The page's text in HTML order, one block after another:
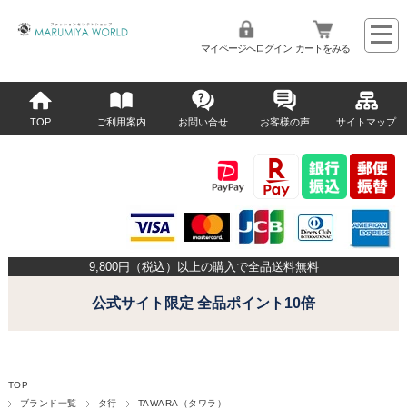
マイページへログイン カートをみる
TOP ご利用案内 お問い合せ お客様の声 サイトマップ
9,800円（税込）以上の購入で全品送料無料
公式サイト限定 全品ポイント10倍
TOP
ブランド一覧
タ行 TAWARA（タワラ）